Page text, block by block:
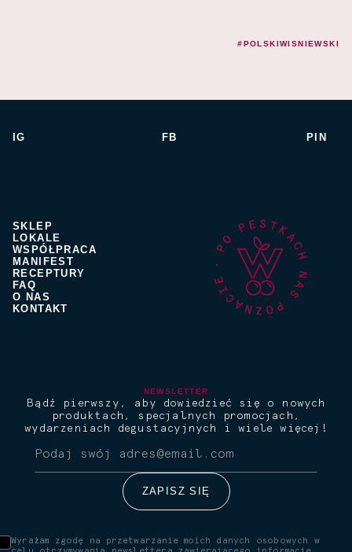
#POLSKIWISNIEWSKI
IG FB PIN
SKLEP
LOKALE
WSPÓŁPRACA
MANIFEST
RECEPTURY
FAQ
O NAS
KONTAKT
NEWSLETTER
Bądź pierwszy, aby dowiedzieć się o nowych
produktach, specjalnych promocjach,
wydarzeniach degustacyjnych i wiele więcej!
Wyrażam zgodę na przetwarzanie moich danych osobowych w